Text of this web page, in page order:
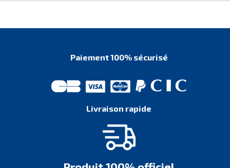
Paiement 100% sécurisé
Livraison rapide